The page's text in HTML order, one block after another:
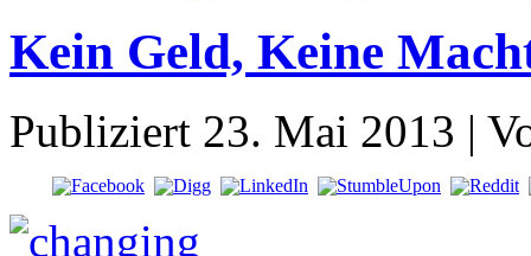
Kein Geld, Keine
Publiziert 23. Mai 2013 |